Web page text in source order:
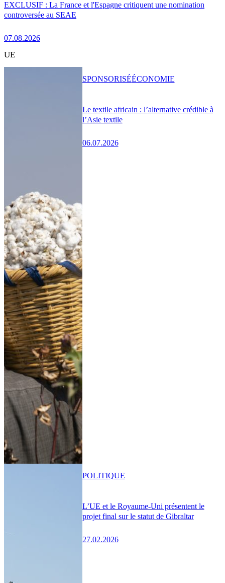
EXCLUSIF : La France et l'Espagne critiquent une nomination
controversée au SEAE
07.08.2026
UE
Le textile africain : l’alternative crédible à
l’Asie textile
06.07.2026
SPONSORISÉÉCONOMIE
L’UE et le Royaume-Uni présentent le
projet final sur le statut de Gibraltar
27.02.2026
POLITIQUE